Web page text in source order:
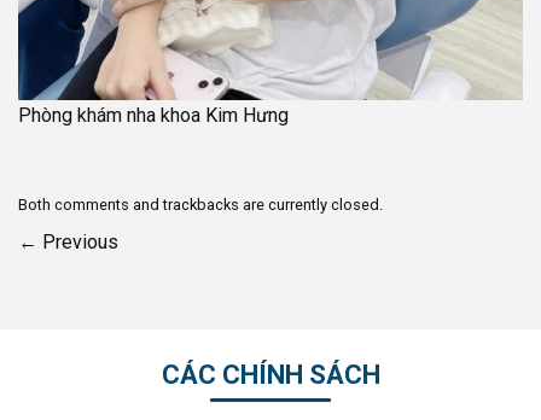
Phòng khám nha khoa Kim Hưng
Both comments and trackbacks are currently closed.
← Previous
CÁC CHÍNH SÁCH